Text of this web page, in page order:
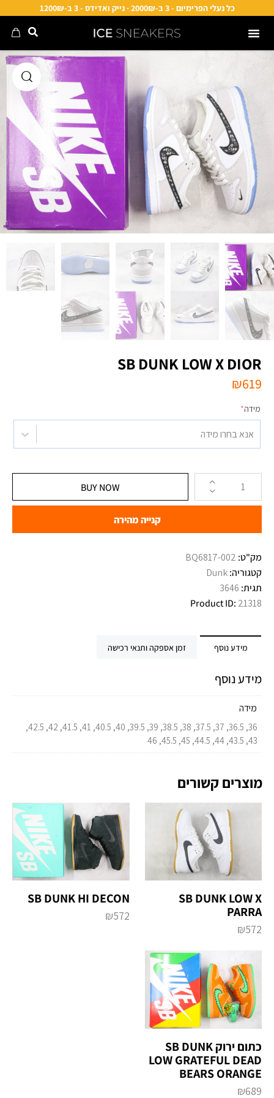
כל נעלי הפרימיום - 3 ב-2000₪ · נייק ואדידס - 3 ב-1200₪
SB DUNK LOW X DIOR
₪619
מידה*
אנא בחרו מידה
BUY NOW
קנייה מהירה
מק"ט: BQ6817-002
קטגוריה:Dunk
תגית: 3646
Product ID: 21318
מידע נוסף זמן אספקה ותנאי רכישה
מידע נוסף
מידה
36, 36.5, 37, 37.5, 38, 38.5, 39, 39.5, 40, 40.5, 41, 41.5, 42, 42.5,
43, 43.5, 44, 44.5, 45, 45.5, 46
מוצרים קשורים
SB DUNK LOW X
PARRA
₪572
SB DUNK HI DECON
₪572
כתום ירוק SB DUNK
LOW GRATEFUL DEAD
BEARS ORANGE
₪689